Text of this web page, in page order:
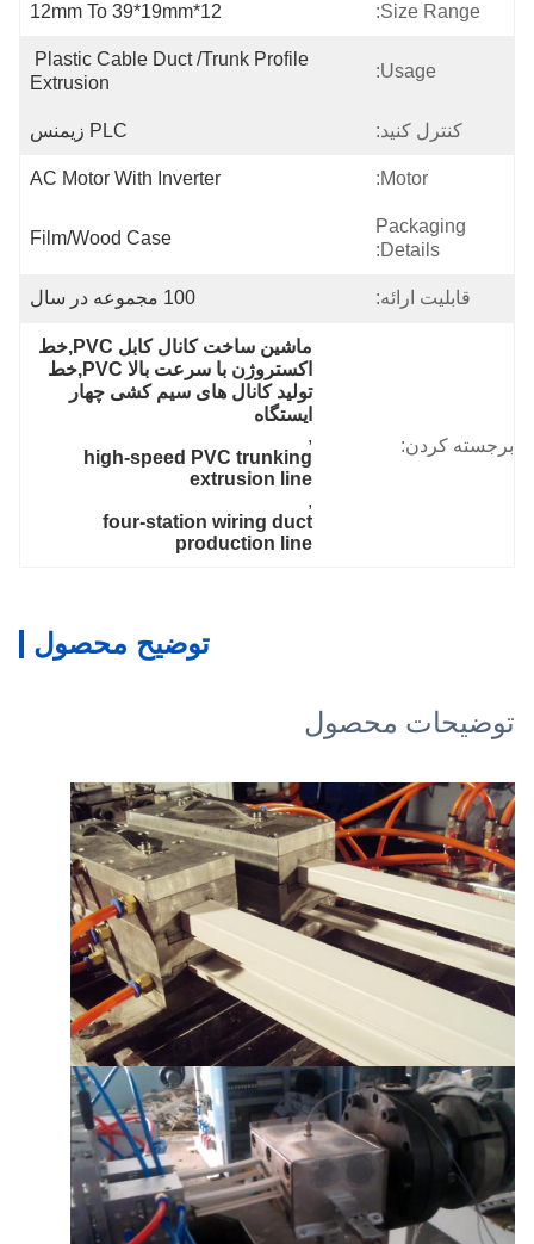
Size Range:
12*12mm To 39*19mm
Usage:
Plastic Cable Duct /trunk Profile
Extrusion
کنترل کنید: PLC زیمنس
Motor:
AC Motor With Inverter
Packaging
Details:
Film/Wood Case
قابلیت ارائه: 100 مجموعه در سال
برجسته کردن:
ماشین ساخت کانال کابل PVC,خط
اکستروژن با سرعت بالا PVC,خط
تولید کانال های سیم کشی چهار
ایستگاه
high-speed PVC trunking
extrusion line
four-station wiring duct
production line
توضیح محصول
توضیحات محصول